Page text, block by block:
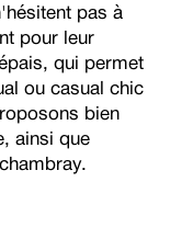
pas à
pour leur
qui permet
ou casual chic
bien
ainsi que